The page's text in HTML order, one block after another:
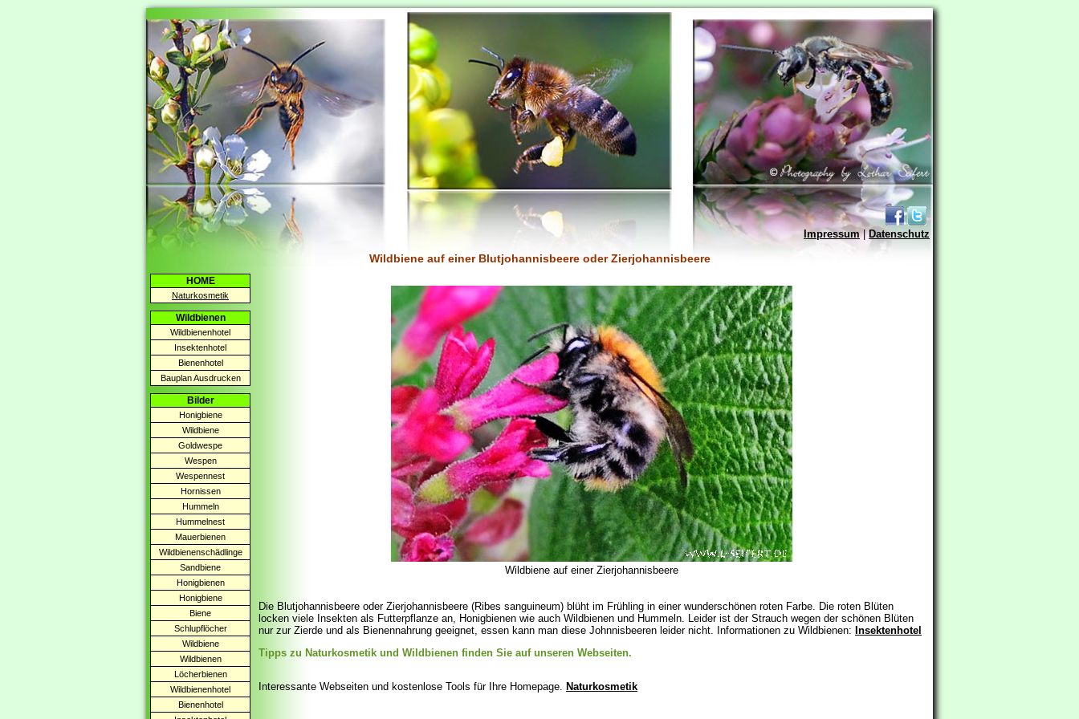
Impressum|Datenschutz
Wildbiene auf einer Blutjohannisbeere oder Zierjohannisbeere
HOME
Naturkosmetik
Wildbienen
Wildbienenhotel
Insektenhotel
Bienenhotel
Bauplan Ausdrucken
Bilder
Honigbiene
Wildbiene
Goldwespe
Wespen
Wespennest
Hornissen
Hummeln
Hummelnest
Mauerbienen
Wildbienenschädlinge
Sandbiene
Honigbienen
Honigbiene
Biene
Schlupflöcher
Wildbiene
Wildbienen
Löcherbienen
Wildbienenhotel
Bienenhotel
Wildbiene auf einer Zierjohannisbeere
Die Blutjohannisbeere oder Zierjohannisbeere (Ribes sanguineum) blüht im Frühling in einer wunderschönen roten Farbe. Die roten Blüten
locken viele Insekten als Futterpflanze an, Honigbienen wie auch Wildbienen und Hummeln. Leider ist der Strauch wegen der schönen Blüten
nur zur Zierde und als Bienennahrung geeignet, essen kann man diese Johnnisbeeren leider nicht. Informationen zu Wildbienen: Insektenhotel
Tipps zu Naturkosmetik und Wildbienen finden Sie auf unseren Webseiten.
Interessante Webseiten und kostenlose Tools für Ihre Homepage. Naturkosmetik